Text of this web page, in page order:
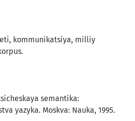
kommunikatsiya, milliy
semantika:
yazyka. Moskva: Nauka, 1995.